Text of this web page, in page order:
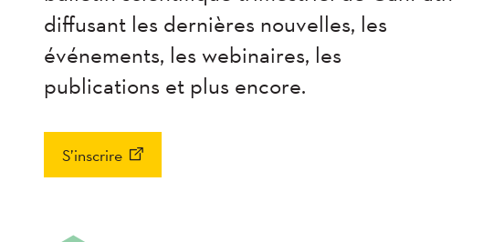
diffusant les dernières nouvelles, les
événements, les webinaires, les
publications et plus encore.
S’inscrire